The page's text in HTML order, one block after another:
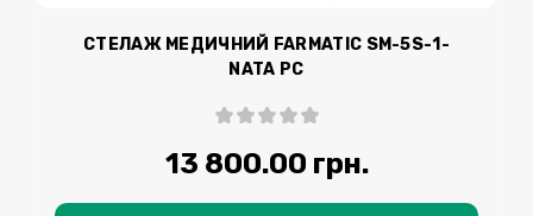
СТЕЛАЖ МЕДИЧНИЙ FARMATIC SM-5S-1-
NATA PC
13 800.00 грн.